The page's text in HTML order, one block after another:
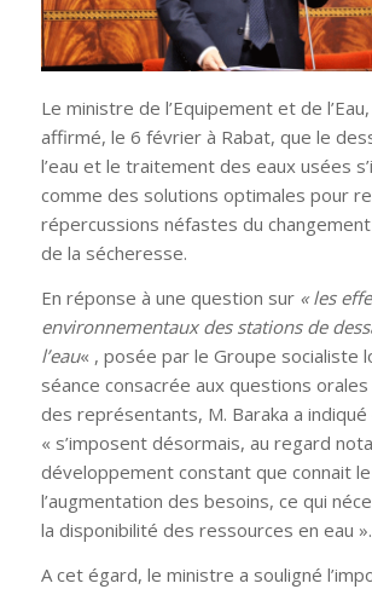
Le ministre de l’Equipement et de
affirmé, le 6 février à Rabat, que le
l’eau et le traitement des eaux usées
comme des solutions optimales pour
répercussions néfastes du
de la sécheresse.
En réponse à une question sur « les
environnementaux des stations de
l’eau« , posée par le Groupe socialiste
séance consacrée aux questions orales
des représentants, M. Baraka a indiqué
« s’imposent désormais, au regard
développement constant que connait
l’augmentation des besoins, ce qui
la disponibilité des ressources en eau ».
A cet égard, le ministre a souligné